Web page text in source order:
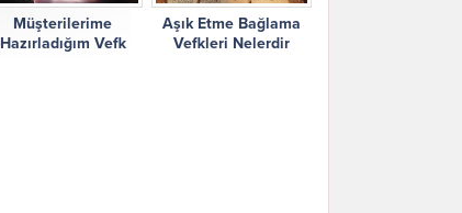
Müşterilerime
Hazırladığım Vefk
Aşık Etme Bağlama
Vefkleri Nelerdir